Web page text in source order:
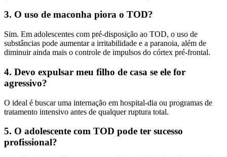
3. O uso de maconha piora o TOD?
Sim. Em adolescentes com pré-disposição ao TOD, o uso de
substâncias pode aumentar a irritabilidade e a paranoia, além de
diminuir ainda mais o controle de impulsos do córtex pré-frontal.
4. Devo expulsar meu filho de casa se ele for
agressivo?
O ideal é buscar uma internação em hospital-dia ou programas de
tratamento intensivo antes de qualquer ruptura total.
5. O adolescente com TOD pode ter sucesso
profissional?